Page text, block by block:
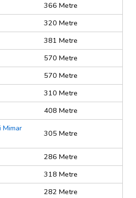
366 Metre
320 Metre
381 Metre
570 Metre
570 Metre
310 Metre
408 Metre
Mimar
305 Metre
286 Metre
318 Metre
282 Metre